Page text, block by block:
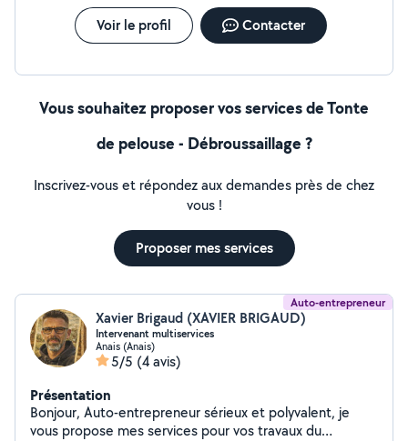
Voir le profil Contacter
Vous souhaitez proposer vos services de Tonte
de pelouse - Débroussaillage ?
Inscrivez-vous et répondez aux demandes près de chez
vous !
Proposer mes services
Auto-entrepreneur
Xavier Brigaud (XAVIER BRIGAUD)
Intervenant multiservices
Anais (Anais)
5/5 (4 avis)
Présentation
Bonjour, Auto-entrepreneur sérieux et polyvalent, je
vous propose mes services pour vos travaux du